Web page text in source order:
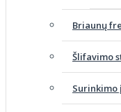
Briaunų
Šlifavimo
Surinkimo